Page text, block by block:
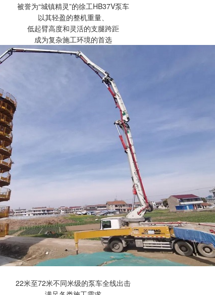
被誉为“城镇精灵”的徐工HB37V泵车
以其轻盈的整机重量、
低起臂高度和灵活的支腿跨距
成为复杂施工环境的首选
22米至72米不同米级的泵车全线出击